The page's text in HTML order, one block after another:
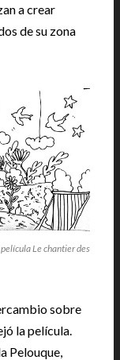
a crear
de su zona
Le chantier des
sobre
la película.
Pelouque,